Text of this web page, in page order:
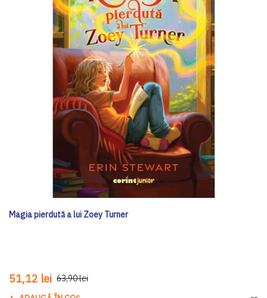
Magia pierdută a lui Zoey Turner
51,12 lei 63,90 lei